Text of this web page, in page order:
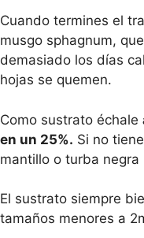
Cuando termines el
musgo sphagnum,
demasiado los días
hojas se quemen.
Como sustrato échale
en un 25%. Si no
mantillo o turba negra
El sustrato siempre
tamaños menores a